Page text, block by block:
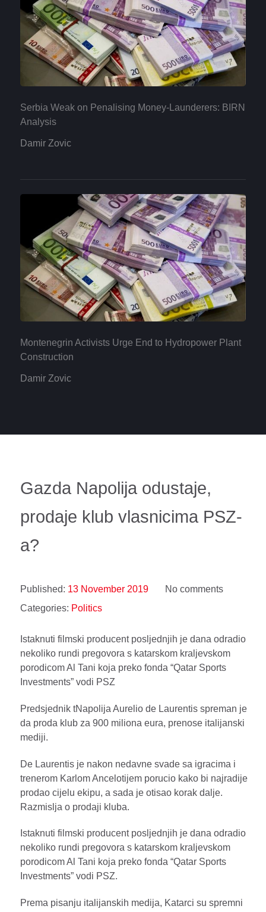
Serbia Weak on Penalising Money-Launderers: BIRN
Analysis
Damir Zovic
Montenegrin Activists Urge End to Hydropower Plant
Construction
Damir Zovic
Gazda Napolija odustaje,
prodaje klub vlasnicima PSZ-
a?
Published: 13 November 2019
No comments
Categories: Politics
Istaknuti filmski producent posljednjih je dana odradio
nekoliko rundi pregovora s katarskom kraljevskom
porodicom Al Tani koja preko fonda “Qatar Sports
Investments” vodi PSZ
Predsjednik tNapolija Aurelio de Laurentis spreman je
da proda klub za 900 miliona eura, prenose italijanski
mediji.
De Laurentis je nakon nedavne svade sa igracima i
trenerom Karlom Ancelotijem porucio kako bi najradije
prodao cijelu ekipu, a sada je otisao korak dalje.
Razmislja o prodaji kluba.
Istaknuti filmski producent posljednjih je dana odradio
nekoliko rundi pregovora s katarskom kraljevskom
porodicom Al Tani koja preko fonda “Qatar Sports
Investments” vodi PSZ.
Prema pisanju italijanskih medija, Katarci su spremni